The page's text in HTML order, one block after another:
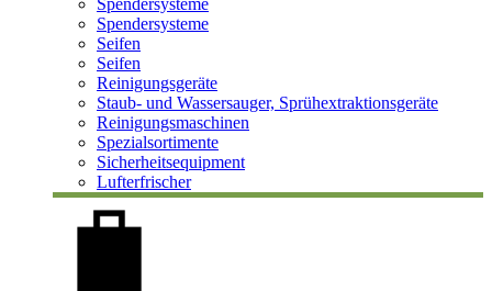
Spendersysteme
Spendersysteme
Seifen
Seifen
Reinigungsgeräte
Staub- und Wassersauger, Sprühextraktionsgeräte
Reinigungsmaschinen
Spezialsortimente
Sicherheitsequipment
Lufterfrischer